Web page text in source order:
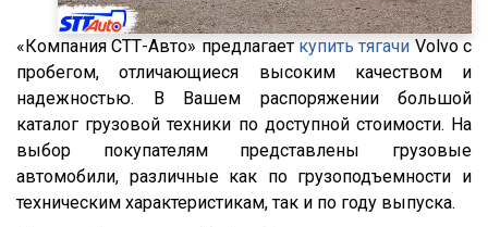
Neman
Carnehl
Bodex
Lamberet
GT7
Schwarte
2003
2002
2001
2000
1999
1998
Axor 1835
Axor 1836
Axor 1840 LS
G380
G400
G420
«Компания СТТ-Авто» предлагает купить тягачи Volvo с
пробегом, отличающиеся высоким качеством и
надежностью. В Вашем распоряжении большой
каталог грузовой техники по доступной стоимости. На
выбор покупателям представлены грузовые
автомобили, различные как по грузоподъемности и
техническим характеристикам, так и по году выпуска.